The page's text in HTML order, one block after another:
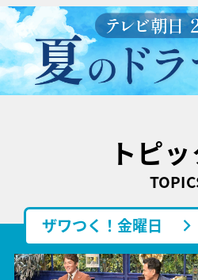
トピ
ザワつく！金曜日